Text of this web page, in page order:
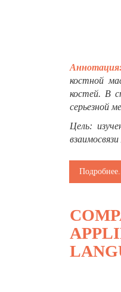
костной
костей. В
серьезной
Цель: